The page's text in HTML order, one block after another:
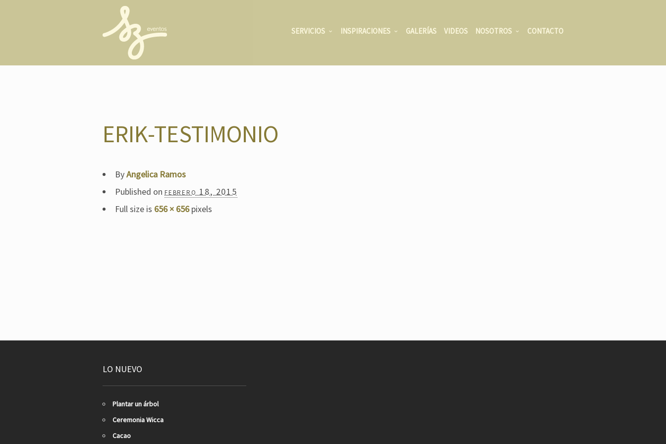
SERVICIOS INSPIRACIONES GALERÍAS VIDEOS NOSOTROS CONTACTO
ERIK-TESTIMONIO
ByAngelica Ramos
Published on febrero 18, 2015
Full size is 656 × 656pixels
LO NUEVO
Plantar un árbol
Ceremonia Wicca
Cacao